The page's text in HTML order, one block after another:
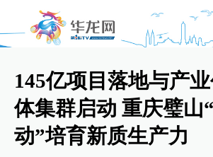
145亿项目落地与产
体集群启动 重庆璧山
动”培育新质生产力